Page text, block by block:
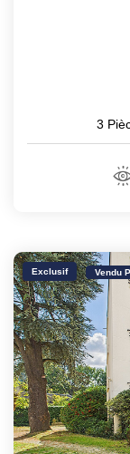
3
Exclusif Vendu